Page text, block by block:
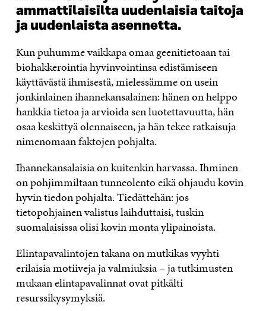
ammattilaisilta uudenlaisia taitoja
ja uudenlaista asennetta.
Kun puhumme vaikkapa omaa geenitietoaan tai
biohakkerointia hyvinvointinsa edistämiseen
käyttävästä ihmisestä, mielessämme on usein
jonkinlainen ihannekansalainen: hänen on helppo
hankkia tietoa ja arvioida sen luotettavuutta, hän
osaa keskittyä olennaiseen, ja hän tekee ratkaisuja
nimenomaan faktojen pohjalta.
Ihannekansalaisia on kuitenkin harvassa. Ihminen
on pohjimmiltaan tunneolento eikä ohjaudu kovin
hyvin tiedon pohjalta. Tiedättehän: jos
tietopohjainen valistus laihduttaisi, tuskin
suomalaisissa olisi kovin monta ylipainoista.
Elintapavalintojen takana on mutkikas vyyhti
erilaisia motiiveja ja valmiuksia – ja tutkimusten
mukaan elintapavalinnat ovat pitkälti
resurssikysymyksiä.